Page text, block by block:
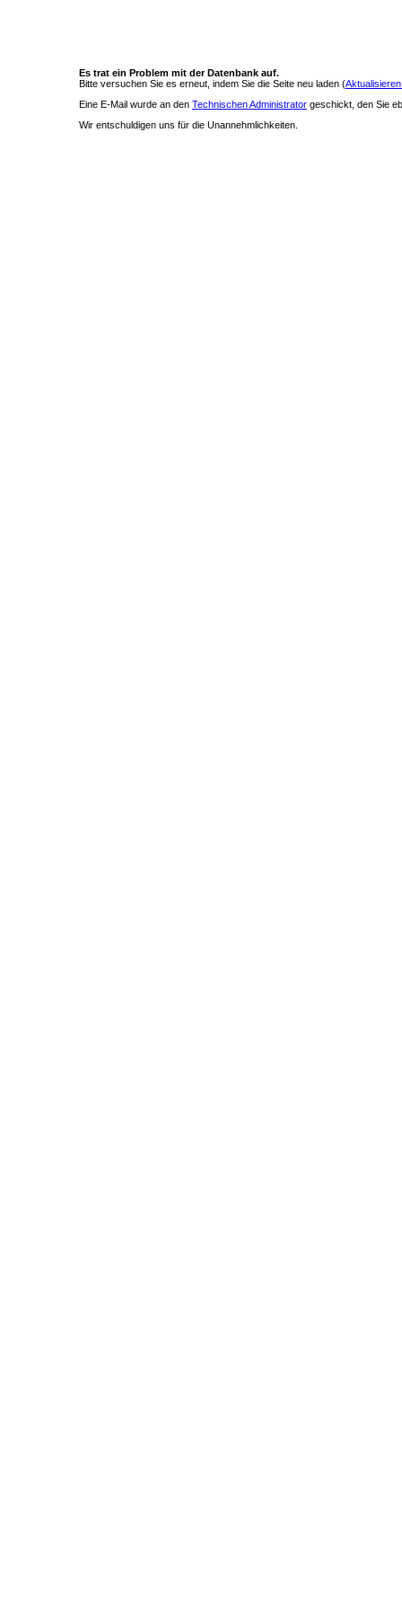
Es trat ein Problem mit der Datenbank auf.
Bitte versuchen Sie es erneut, indem Sie die Seite neu laden (
Eine E-Mail wurde an den Technischen Administrator geschickt, den Sie
Wir entschuldigen uns für die Unannehmlichkeiten.